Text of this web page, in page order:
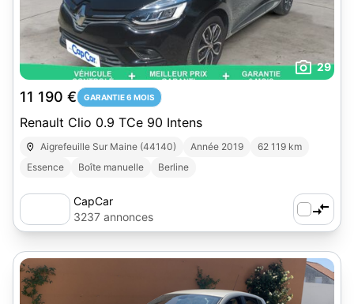
29
11 190 € GARANTIE 6 MOIS
Renault Clio 0.9 TCe 90 Intens
Aigrefeuille Sur Maine (44140) Année 2019
62 119 km
Essence
Boîte manuelle Berline
CapCar
3237 annonces